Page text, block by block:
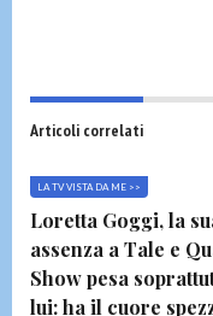
Articoli correlati
LA TV VISTA DA ME >>
Loretta Goggi, la
assenza a Tale e
Show pesa
lui: ha il cuore